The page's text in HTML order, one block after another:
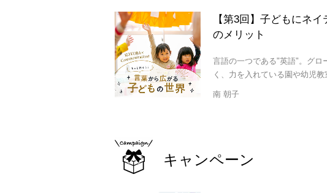
【第3回】子どもにネ
のメリット
言語の一つである"英語"。グロ
く、力を入れている園や幼児
南 朝子
キャンペーン